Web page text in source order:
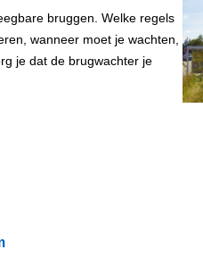
bruggen. Welke regels
wanneer moet je wachten,
je dat de brugwachter je